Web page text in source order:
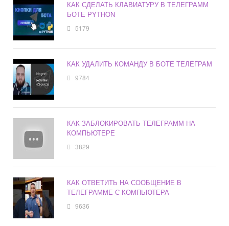
КАК СДЕЛАТЬ КЛАВИАТУРУ В ТЕЛЕГРАММ
БОТЕ PYTHON
5179
КАК УДАЛИТЬ КОМАНДУ В БОТЕ ТЕЛЕГРАМ
9784
КАК ЗАБЛОКИРОВАТЬ ТЕЛЕГРАММ НА
КОМПЬЮТЕРЕ
3829
КАК ОТВЕТИТЬ НА СООБЩЕНИЕ В
ТЕЛЕГРАММЕ С КОМПЬЮТЕРА
9636